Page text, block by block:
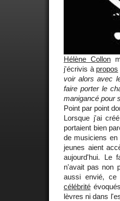
Hélène Collon
j'écrivis à propos
voir alors avec
faire porter le
manigancé pour
Point par point
Lorsque j'ai
portaient bien
de musiciens
jeunes aient
aujourd'hui. Le
n'avait pas non
aussi envié,
célébrité
lèvres ni dans